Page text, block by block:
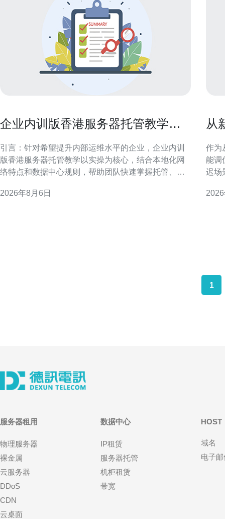
企业内训版香港服务器托管教学提
引言：针对希望提升内部运维水平的企业，企业内训
版香港服务器托管教学以实操为核心，结合本地化网
络特点和数据中心规则，帮助团队快速掌握托管、管
管教学 选择内训版香港服务器托管教学，可以在受控
2026年8月6日
从
作为
能调
迟场
响应速度。 理解香港
1
服务器租用
物理服务器
裸金属
云服务器
DDoS
CDN
云桌面
数据中心
IP租赁
服务器托管
机柜租赁
带宽
HOST
域名
电子